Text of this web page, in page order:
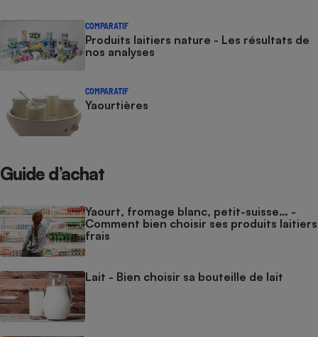
COMPARATIF
Produits laitiers nature - Les résultats de
nos analyses
COMPARATIF
Yaourtières
Guide d’achat
Yaourt, fromage blanc, petit-suisse… -
Comment bien choisir ses produits laitiers
frais
Lait - Bien choisir sa bouteille de lait